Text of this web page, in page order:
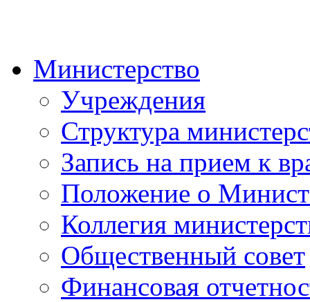
Министерство
Учреждения
Структура
Запись на прием к
Положение о
Коллегия
Общественный совет
Финансовая